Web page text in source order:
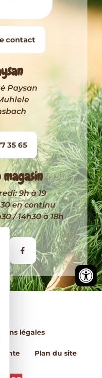
contact
Paysan
35 65
9h à 19
en continu
/ 14h30 à 18h
légales
Plan du site